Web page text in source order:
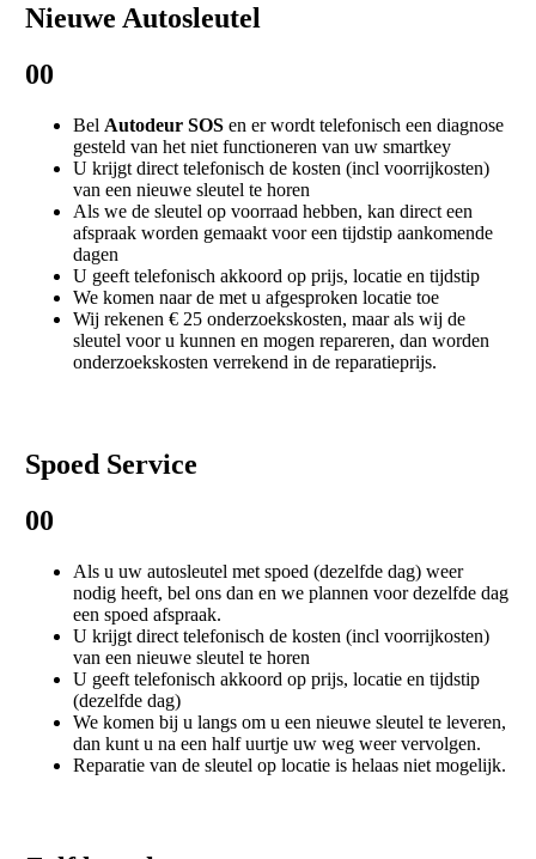
Nieuwe Autosleutel
00
Bel Autodeur SOSen er wordt telefonisch een diagnose
gesteld van het niet functioneren van uw smartkey
U krijgt direct telefonisch de kosten (incl voorrijkosten)
van een nieuwe sleutel te horen
Als we de sleutel op voorraad hebben, kan direct een
afspraak worden gemaakt voor een tijdstip aankomende
dagen
U geeft telefonisch akkoord op prijs, locatie en tijdstip
We komen naar de met u afgesproken locatie toe
Wij rekenen € 25 onderzoekskosten, maar als wij de
sleutel voor u kunnen en mogen repareren, dan worden
onderzoekskosten verrekend in de reparatieprijs.
Spoed Service
00
Als u uw autosleutel met spoed (dezelfde dag) weer
nodig heeft, bel ons dan en we plannen voor dezelfde dag
een spoed afspraak.
U krijgt direct telefonisch de kosten (incl voorrijkosten)
van een nieuwe sleutel te horen
U geeft telefonisch akkoord op prijs, locatie en tijdstip
(dezelfde dag)
We komen bij u langs om u een nieuwe sleutel te leveren,
dan kunt u na een half uurtje uw weg weer vervolgen.
Reparatie van de sleutel op locatie is helaas niet mogelijk.